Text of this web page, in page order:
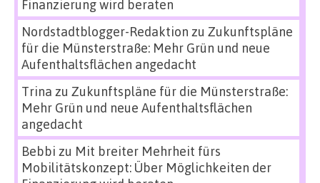
Finanzierung wird beraten
Nordstadtblogger-Redaktion zu Zukunftspläne
für die Münsterstraße: Mehr Grün und neue
Aufenthaltsflächen angedacht
Trina zu Zukunftspläne für die Münsterstraße:
Mehr Grün und neue Aufenthaltsflächen
angedacht
Bebbi zu Mit breiter Mehrheit fürs
Mobilitätskonzept: Über Möglichkeiten der